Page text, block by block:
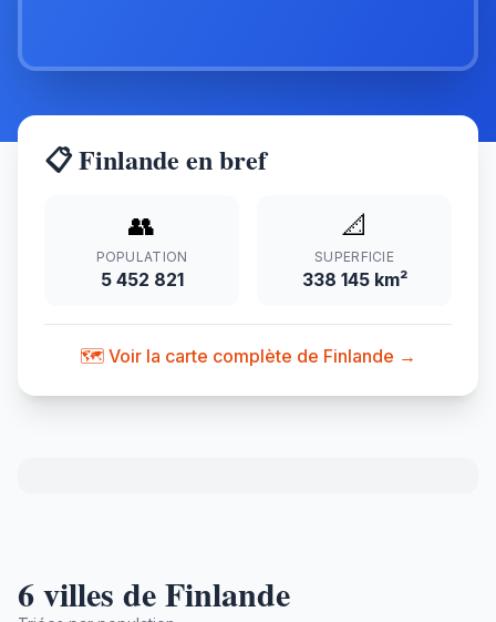
📋 Finlande en bref
👥
POPULATION
5 452 821
📐
SUPERFICIE
338 145 km²
🗺️ Voir la carte complète de Finlande →
6 villes de Finlande